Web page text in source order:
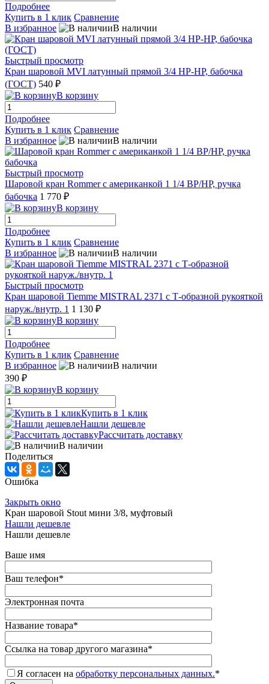
Подробнее
Купить в 1 клик Сравнение
В избранное
В наличии
Быстрый просмотр
Кран шаровой MVI латунный прямой 3/4 НР-НР, бабочка
(ГОСТ) 540 ₽
В корзину
Подробнее
Купить в 1 клик Сравнение
В избранное
В наличии
Быстрый просмотр
Шаровой кран Rommer с американкой 1 1/4 ВР/НР, ручка
бабочка 1 770 ₽
В корзину
Подробнее
Купить в 1 клик Сравнение
В избранное
В наличии
Быстрый просмотр
Кран шаровой Tiemme MISTRAL 2371 с Т-образной рукояткой
наруж./внутр. 1 1 130 ₽
В корзину
Подробнее
Купить в 1 клик Сравнение
В избранное
В наличии
390 ₽
В корзину
Купить в 1 клик
Нашли дешевле
Рассчитать доставку
В наличии
Поделиться
Ошибка
Закрыть окно
Кран шаровой Stout мини 3/8, муфтовый
Нашли дешевле
Нашли дешевле
Ваше имя
Ваш телефон*
Электронная почта
Название товара*
Ссылка на товар другого магазина*
Я согласен на обработку персональных данных.*